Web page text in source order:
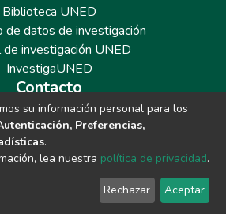
Biblioteca UNED
de datos de investigación
investigación UNED
InvestigaUNED
Contacto
/ 6643 / 6633 / 8766
su información personal para los
Preferencias,
.
lea nuestra política de privacidad.
Rechazar Aceptar